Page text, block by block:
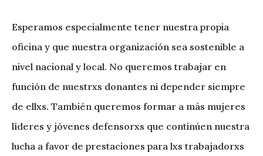
Esperamos especialmente tener nuestra propia
oficina y que nuestra organización sea sostenible a
nivel nacional y local. No queremos trabajar en
función de nuestrxs donantes ni depender siempre
de ellxs. También queremos formar a más mujeres
líderes y jóvenes defensorxs que continúen nuestra
lucha a favor de prestaciones para lxs trabajadorxs